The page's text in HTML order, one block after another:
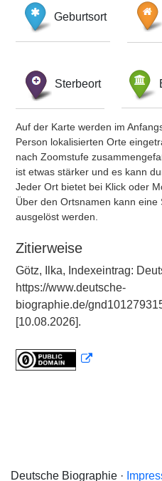
Geburtsort
Sterbeort
Auf der Karte werden im
Person lokalisierten Orte
nach Zoomstufe
ist etwas stärker und es kann
Jeder Ort bietet bei Klick oder
Über den Ortsnamen kann eine
ausgelöst werden.
Zitierweise
Götz, Ilka, Indexeintrag:
https://www.deutsche-
biographie.de/
[10.08.2026].
Deutsche Biographie ·